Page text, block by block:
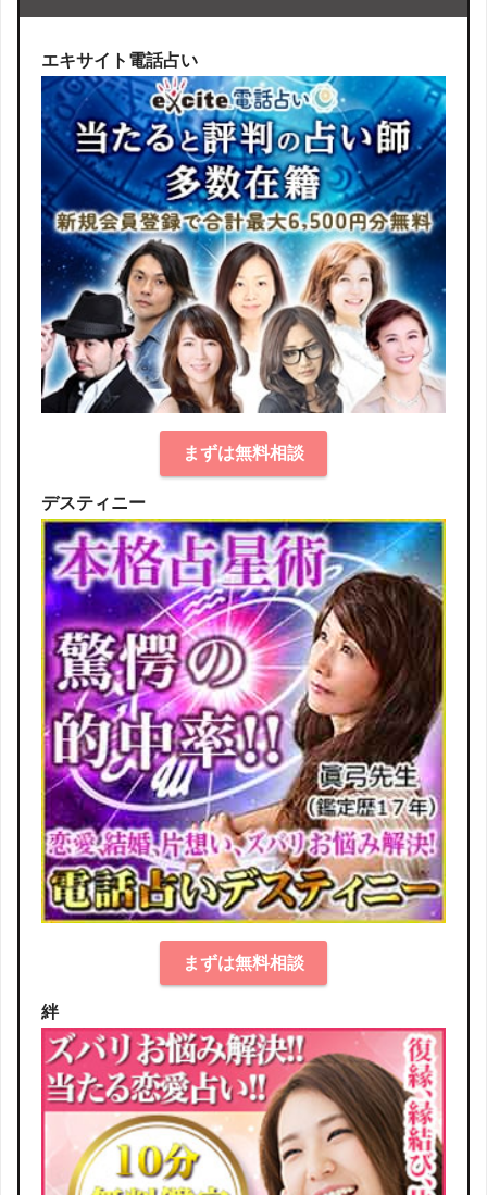
エキサイト電話占い
まずは無料相談
デスティニー
まずは無料相談
絆